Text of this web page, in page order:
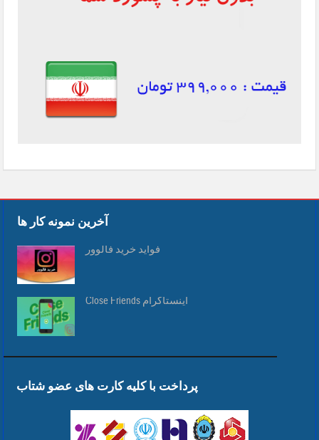
آخرین نمونه کار ها
فواید خرید فالوور
Close Friends اینستاگرام
پرداخت با کلیه کارت های عضو شتاب